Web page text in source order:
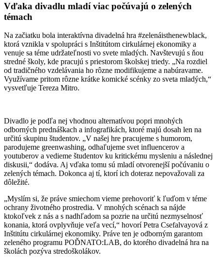
Vďaka divadlu mladí viac počúvajú o zelených
témach
Na začiatku bola interaktívna divadelná hra #zelenáisthenewblack,
ktorá vznikla v spolupráci s Inštitútom cirkulárnej ekonomiky a
venuje sa téme udržateľnosti vo svete mladých. Navštevujú s ňou
stredné školy, kde pracujú s priestorom školskej triedy. „Na rozdiel
od tradičného vzdelávania ho rôzne modifikujeme a nabúravame.
Využívame pritom rôzne krátke komické scénky zo sveta mladých,“
vysvetľuje Tereza Mitro.
Divadlo je podľa nej vhodnou alternatívou popri mnohých
odborných prednáškach a infografikách, ktoré majú dosah len na
určitú skupinu študentov. „V našej hre pracujeme s humorom,
parodujeme greenwashing, odhaľujeme svet influencerov a
youtuberov a vedieme študentov ku kritickému mysleniu a následnej
diskusii,“ dodáva. Aj vďaka tomu sú mladí otvorenejší počúvaniu o
zelených témach. Dokonca aj tí, ktorí ich doteraz nepovažovali za
dôležité.
„Myslím si, že práve smiechom vieme prehovoriť k ľuďom v téme
ochrany životného prostredia. V mnohých scénach sa nájde
ktokoľvek z nás a s nadhľadom sa pozrie na určitú nezmyselnosť
konania, ktorá ovplyvňuje veľa vecí,“ hovoríPetra Csefalvayová z
Inštitútu cirkulárnej ekonomiky. Práve ten je odborným garantom
zeleného programu POĎNATO:LAB, do ktorého divadelná hra na
školách pozýva stredoškolákov.